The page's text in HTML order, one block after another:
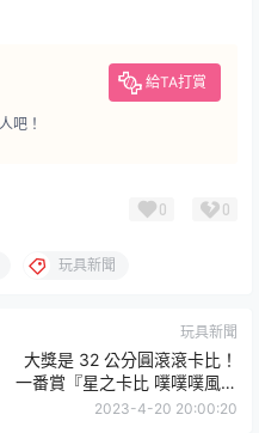
給TA打賞
吧！
0 0
玩具新聞
玩具新聞
大獎是 32 公分圓滾滾卡比！
一番賞『星之卡比 噗噗噗風新
生活☆』即將於 04 月 22 日
2023-4-20 20:00:20